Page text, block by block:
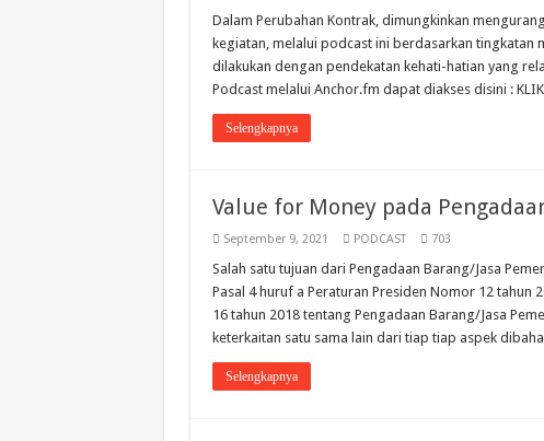
Dalam Perubahan Kontrak, dimungkinkan
kegiatan, melalui podcast ini berdasarkan tingkatan
dilakukan dengan pendekatan kehati-hatian yang
Podcast melalui Anchor.fm dapat diakses disini :
Selengkapnya
Value for Money pada
September 9, 2021 PODCAST 703
Salah satu tujuan dari Pengadaan Barang/Jasa
Pasal 4 huruf a Peraturan Presiden Nomor 12 tahun
16 tahun 2018 tentang Pengadaan Barang/Jasa
keterkaitan satu sama lain dari tiap tiap aspek
Selengkapnya